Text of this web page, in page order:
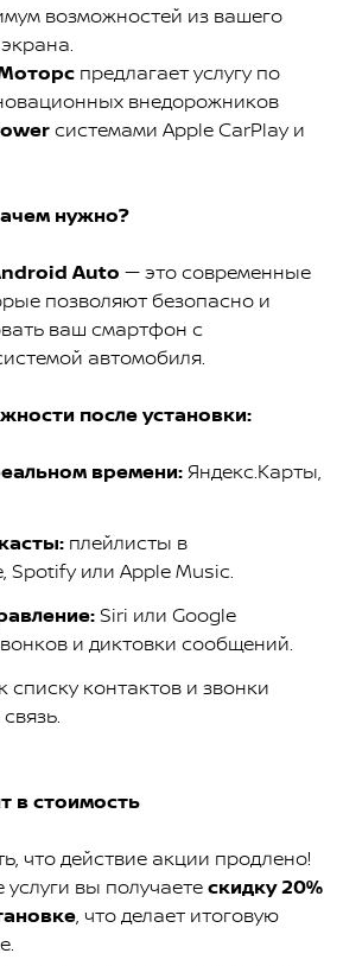
возможностей из вашего
предлагает услугу по
внедорожников
системами Apple CarPlay и
нужно?
Auto — это современные
позволяют безопасно и
ваш смартфон с
автомобиля.
после установки:
времени:Яндекс.Карты,
плейлисты в
Spotify или Apple Music.
Siri или Google
и диктовки сообщений.
списку контактов и звонки
в стоимость
что действие акции продлено!
услуги вы получаетескидку 20%
, что делает итоговую